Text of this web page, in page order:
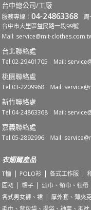
台中總公司/工廠
服務專線： 04-24863368 周
台中市大里區益民路一段99號
Mail: service@mit-
台北聯絡處
Tel:02-29401705 Mail:
桃園聯絡處
Tel:03-2209968 Mail:
新竹聯絡處
Tel:04-24863368 Mail:
嘉義聯絡處
Tel:05-2892996 Mail:
衣媚爾產品
T恤 POLO衫 各式工作服
圍裙
帽子 頭巾、領巾、領帶
各式男女褲、裙
厚外套、薄夾